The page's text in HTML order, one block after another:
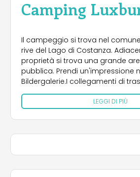
Camping
Il campeggio si trova nel
rive del Lago di Costanza.
proprietà si trova una grande
pubblica. Prendi un'impressione
Bildergalerie.I collegamenti di
ideali, l'accesso all'autostrada
cinque minuti di auto. Ci
per raggiungere la stazione
e ci vogliono meno di cinque
raggiungere le città di Arbon o
area è fatta apposta per questo.
LEGGI DI PIÙ